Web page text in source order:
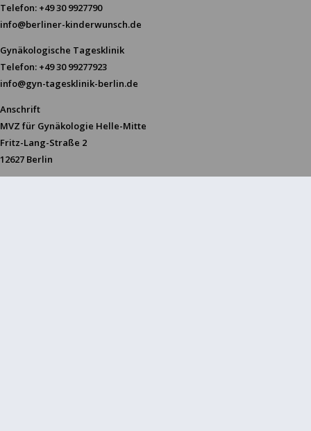
Telefon: +49 30 9927790
info@berliner-kinderwunsch.de
Gynäkologische Tagesklinik
Telefon: +49 30 99277923
info@gyn-tagesklinik-berlin.de
Anschrift
MVZ für Gynäkologie Helle-Mitte
Fritz-Lang-Straße 2
12627 Berlin